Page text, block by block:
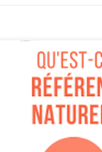
Article sur la définition
Référencement :
référencement,
SEO (Search Engine
et le positionnement